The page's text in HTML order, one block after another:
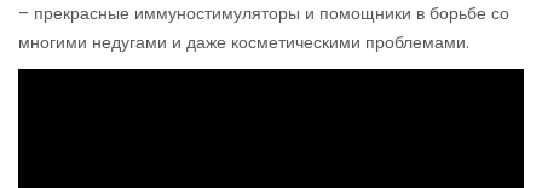
– прекрасные иммуностимуляторы и помощники в борьбе со
многими недугами и даже косметическими проблемами.